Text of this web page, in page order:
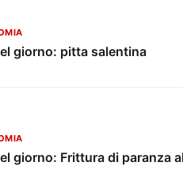
giorno: pitta salentina
giorno: Frittura di paranza